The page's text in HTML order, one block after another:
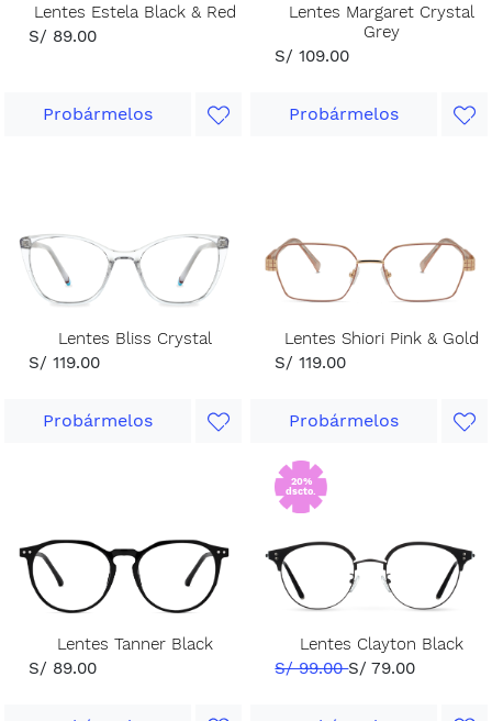
Lentes Estela Black & Red
S/ 89.00
Probármelos
Lentes Margaret Crystal
Grey
S/ 109.00
Probármelos
Lentes Bliss Crystal
S/ 119.00
Probármelos
Lentes Shiori Pink & Gold
S/ 119.00
Probármelos
Lentes Tanner Black
S/ 89.00
20%
dscto.
Lentes Clayton Black
S/ 99.00S/ 79.00